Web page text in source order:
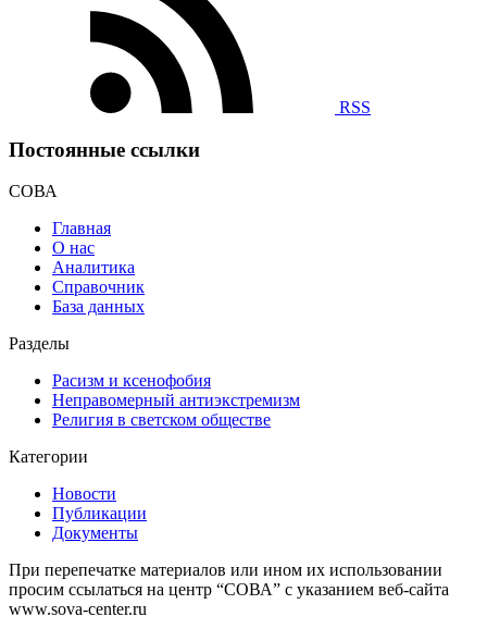
RSS
Постоянные ссылки
СОВА
Главная
О нас
Аналитика
Справочник
База данных
Разделы
Расизм и ксенофобия
Неправомерный антиэкстремизм
Религия в светском обществе
Категории
Новости
Публикации
Документы
При перепечатке материалов или ином их использовании
просим ссылаться на центр “СОВА” с указанием веб-сайта
www.sova-center.ru